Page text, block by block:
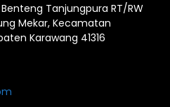
Tanjungpura RT/RW
Mekar, Kecamatan
Karawang 41316